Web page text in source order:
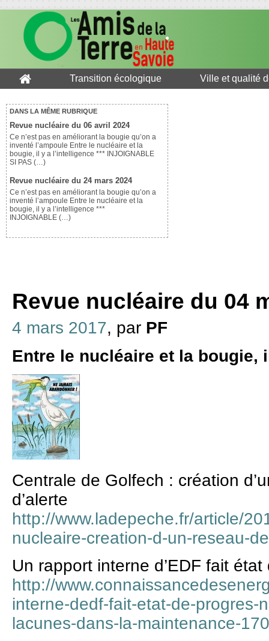
Transition écologique Ville et qualité
DANS LA MÊME RUBRIQUE
Revue nucléaire du 06 avril 2024
Ce n’est pas en améliorant la bougie qu’on a
inventé l’ampoule Entre le nucléaire et la
bougie, il y a l’intelligence *** INJOIGNABLE
SI PAS (…)
Revue nucléaire du 24 mars 2024
Ce n’est pas en améliorant la bougie qu’on a
inventé l’ampoule Entre le nucléaire et la
bougie, il y a l’intelligence ***
INJOIGNABLE (…)
Revue nucléaire du 04
4 mars 2017, par PF
Entre le nucléaire et la bougie,
Centrale de Golfech : création
d’alerte
http://www.ladepeche.fr/article/
nucleaire-creation-d-un-reseau-
Un rapport interne d’EDF fait
http://
interne-dedf-fait-etat-de-progres-
lacunes-dans-la-maintenance-